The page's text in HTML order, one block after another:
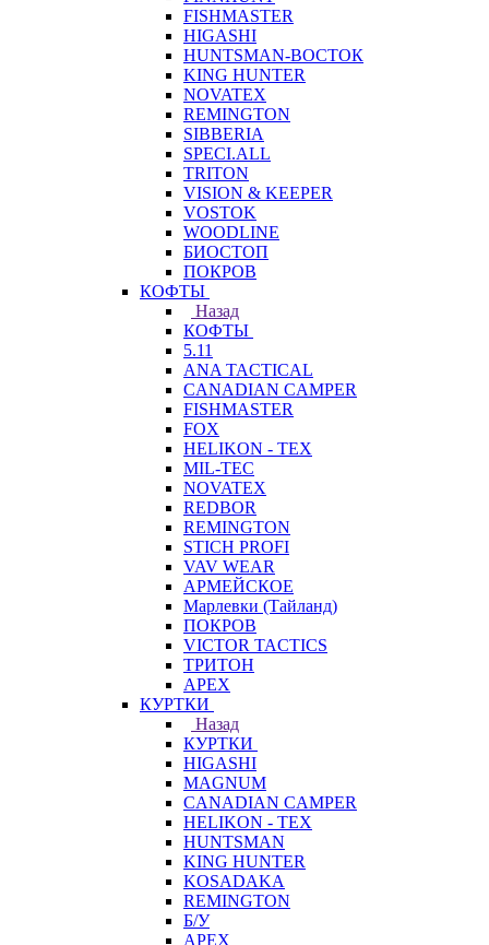
FISHMASTER
HIGASHI
HUNTSMAN-ВОСТОК
KING HUNTER
NOVATEX
REMINGTON
SIBBERIA
SPECI.ALL
TRITON
VISION & KEEPER
VOSTOK
WOODLINE
БИОСТОП
ПОКРОВ
КОФТЫ
Назад
КОФТЫ
5.11
ANA TACTICAL
CANADIAN CAMPER
FISHMASTER
FOX
HELIKON - TEX
MIL-TEC
NOVATEX
REDBOR
REMINGTON
STICH PROFI
VAV WEAR
АРМЕЙСКОЕ
Марлевки (Тайланд)
ПОКРОВ
VICTOR TACTICS
ТРИТОН
APEX
КУРТКИ
Назад
КУРТКИ
HIGASHI
MAGNUM
CANADIAN CAMPER
HELIKON - TEX
HUNTSMAN
KING HUNTER
KOSADAKA
REMINGTON
Б/У
APEX